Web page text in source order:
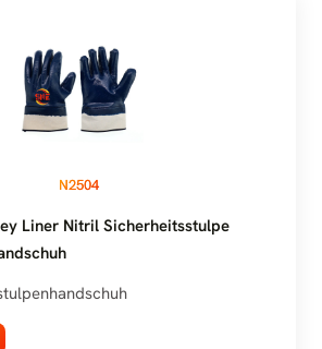
N2504
Liner Nitril Sicherheitsstulpe